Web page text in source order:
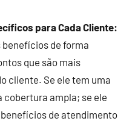
para Cada Cliente:
benefícios de forma
que são mais
cliente. Se ele tem uma
cobertura ampla; se ele
de atendimento